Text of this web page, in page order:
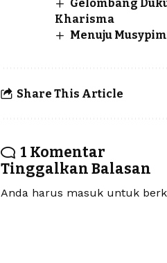
Gelombang
Kharisma
Menuju
Share This Article
1 Komentar
Tinggalkan Balasan
Anda harus masuk untuk